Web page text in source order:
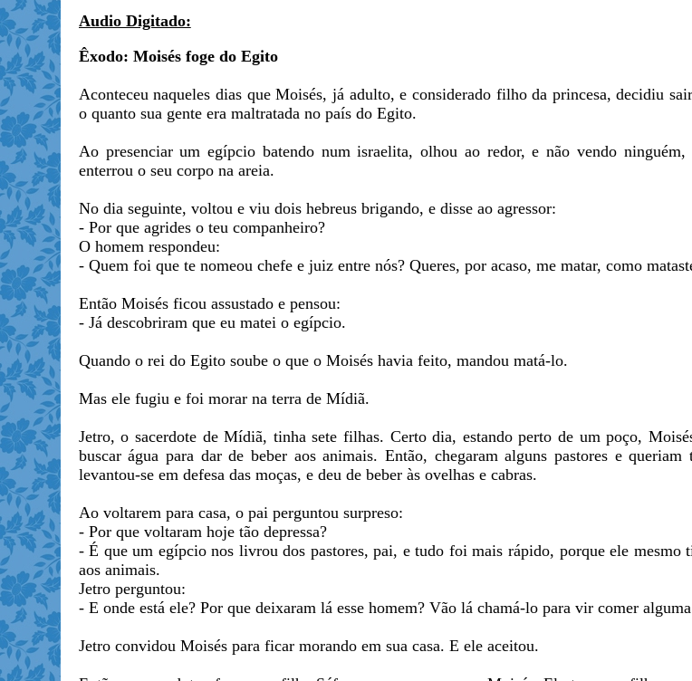
Audio Digitado:
Êxodo: Moisés foge do Egito
Aconteceu naqueles dias que Moisés, já adulto, e considerado filho da princesa, decidiu
o quanto sua gente era maltratada no país do Egito.
Ao presenciar um egípcio batendo num israelita, olhou ao redor, e não vendo
enterrou o seu corpo na areia.
No dia seguinte, voltou e viu dois hebreus brigando, e disse ao agressor:
- Por que agrides o teu companheiro?
O homem respondeu:
- Quem foi que te nomeou chefe e juiz entre nós? Queres, por acaso, me matar, como
Então Moisés ficou assustado e pensou:
- Já descobriram que eu matei o egípcio.
Quando o rei do Egito soube o que o Moisés havia feito, mandou matá-lo.
Mas ele fugiu e foi morar na terra de Mídiã.
Jetro, o sacerdote de Mídiã, tinha sete filhas. Certo dia, estando perto de um poço,
buscar água para dar de beber aos animais. Então, chegaram alguns pastores e
levantou-se em defesa das moças, e deu de beber às ovelhas e cabras.
Ao voltarem para casa, o pai perguntou surpreso:
- Por que voltaram hoje tão depressa?
- É que um egípcio nos livrou dos pastores, pai, e tudo foi mais rápido, porque ele mesmo
aos animais.
Jetro perguntou:
- E onde está ele? Por que deixaram lá esse homem? Vão lá chamá-lo para vir comer
Jetro convidou Moisés para ficar morando em sua casa. E ele aceitou.